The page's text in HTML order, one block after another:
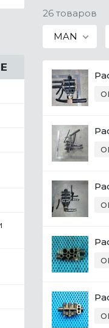
26 товаров
MAN